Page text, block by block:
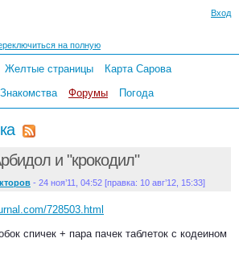
Вход
на полную
Желтые страницы
Карта Сарова
Знакомства Форумы Погода
и "крокодил"
- 24 ноя’11, 04:52 [правка: 10 авг’12, 15:33]
728503.html
спичек + пара пачек таблеток с кодеином